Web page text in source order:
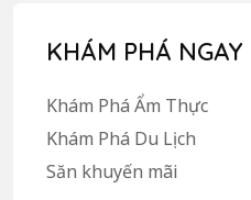
KHÁM PHÁ NGAY
Khám Phá Ẩm Thực
Khám Phá Du Lịch
Săn khuyến mãi